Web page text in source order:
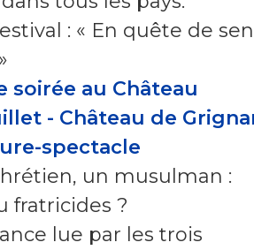
: « En quête de
soirée au Château
- Château de
spectacle
un musulman :
fratricides ?
lue par les trois